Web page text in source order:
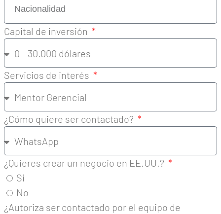
Capital de inversión
Servicios de interés
¿Cómo quiere ser contactado?
¿Quieres crear un negocio en EE.UU.?
Si
No
¿Autoriza ser contactado por el equipo de